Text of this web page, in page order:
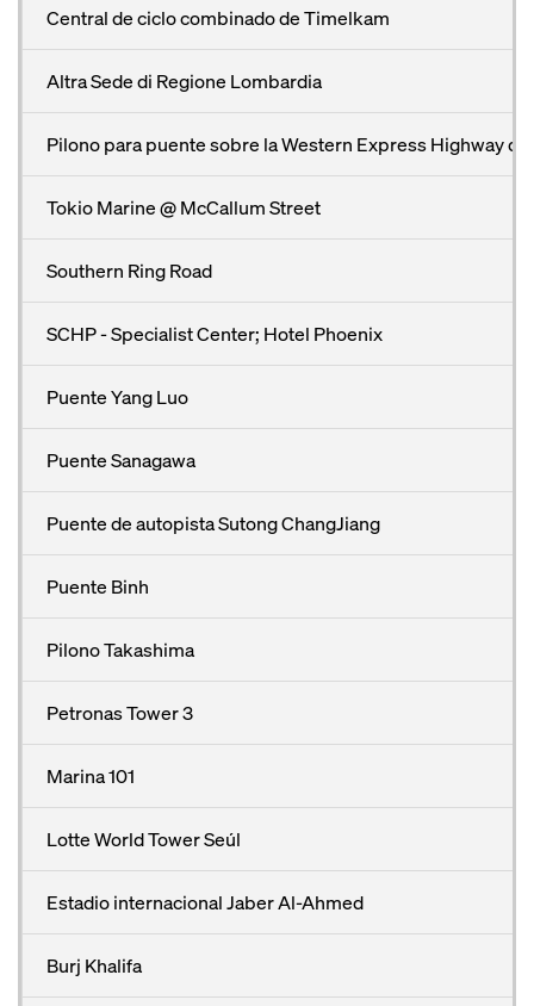
Central de ciclo combinado de Timelkam
Altra Sede di Regione Lombardia
Pilono para puente sobre la Western Express Highway
Tokio Marine @ McCallum Street
Southern Ring Road
SCHP - Specialist Center; Hotel Phoenix
Puente Yang Luo
Puente Sanagawa
Puente de autopista Sutong ChangJiang
Puente Binh
Pilono Takashima
Petronas Tower 3
Marina 101
Lotte World Tower Seúl
Estadio internacional Jaber Al-Ahmed
Burj Khalifa